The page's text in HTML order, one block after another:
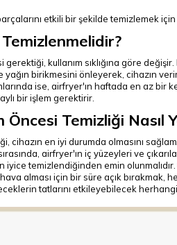
etkili bir şekilde temizlemek için
gerektiği, kullanım sıklığına göre
yağın birikmesini önleyerek, cihazın
ise, airfryer'ın haftada en az bir
bir işlem gerektirir.
Temizliği Nasıl
cihazın en iyi durumda olmasını
airfryer'ın iç yüzeyleri ve
iyice temizlendiğinden emin
alması için bir süre açık bırakmak,
tatlarını etkileyebilecek